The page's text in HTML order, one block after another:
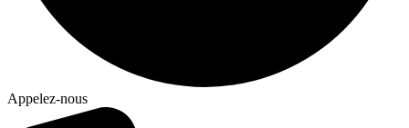
Appelez-nous